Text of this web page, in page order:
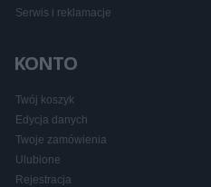
Serwis i reklamacje
KONTO
Twój koszyk
Edycja danych
Twoje zamówienia
Ulubione
Rejestracja